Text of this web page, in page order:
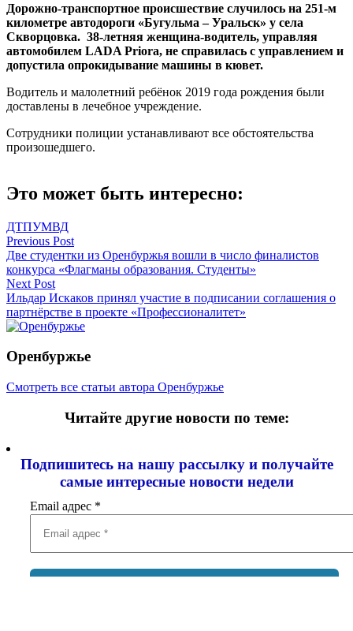
Дорожно-транспортное происшествие случилось на 251-м
километре автодороги «Бугульма – Уральск» у села
Скворцовка. 38-летняя женщина-водитель, управляя
автомобилем LADA Priora, не справилась с управлением и
допустила опрокидывание машины в кювет.
Водитель и малолетний ребёнок 2019 года рождения были
доставлены в лечебное учреждение.
Сотрудники полиции устанавливают все обстоятельства
произошедшего.
Это может быть интересно:
ДТПУМВД
Навигация
по
записям
Previous Post
Две студентки из Оренбуржья вошли в число финалистов
конкурса «Флагманы образования. Студенты»
Next Post
Ильдар Искаков принял участие в подписании соглашения о
партнёрстве в проекте «Профессионалитет»
Оренбуржье
Смотреть все статьи автора Оренбуржье
Читайте другие новости по теме:
Подпишитесь на нашу рассылку и получайте
самые интересные новости недели
Email адрес *